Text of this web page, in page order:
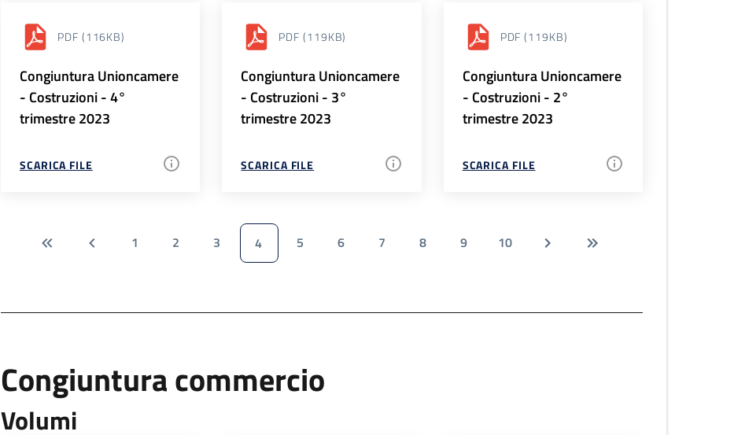
PDF (116KB)
Congiuntura Unioncamere
- Costruzioni - 4°
trimestre 2023
SCARICA FILE
PDF (119KB)
Congiuntura Unioncamere
- Costruzioni - 3°
trimestre 2023
SCARICA FILE
PDF (119KB)
Congiuntura Unioncamere
- Costruzioni - 2°
trimestre 2023
SCARICA FILE
1 2 3 4 5 6 7 8 9 10
Congiuntura commercio
Volumi